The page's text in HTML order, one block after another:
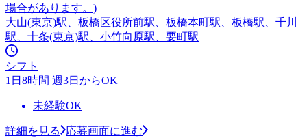
場合があります。)
大山(東京)駅、板橋区役所前駅、板橋本町駅、板橋駅、千川
駅、十条(東京)駅、小竹向原駅、要町駅
シフト
1日8時間 週3日からOK
未経験OK
詳細を見る
応募画面に進む